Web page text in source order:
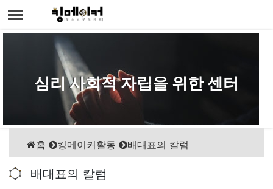
심리 사회적 자립을 위한 센터
홈 킹메이커활동 배대표의 칼럼
배대표의 칼럼